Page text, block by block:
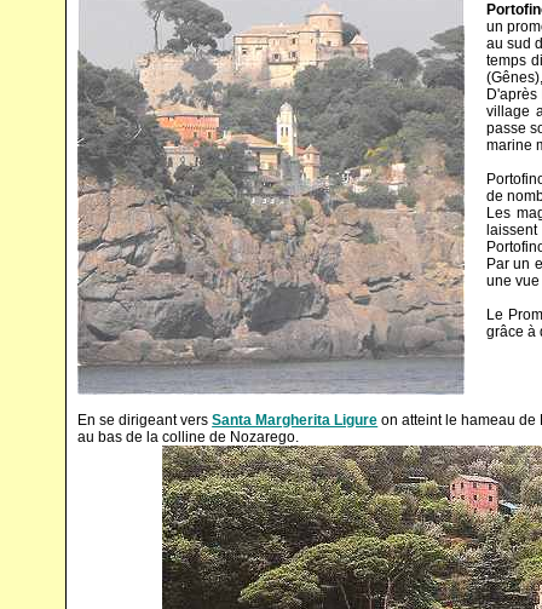
un
au sud
temps
village
passe
marine
de
Les
Par un
une
Le
grâce à
En se dirigeant versSanta Margherita Ligure on atteint le hameau
au bas de la colline de Nozarego.